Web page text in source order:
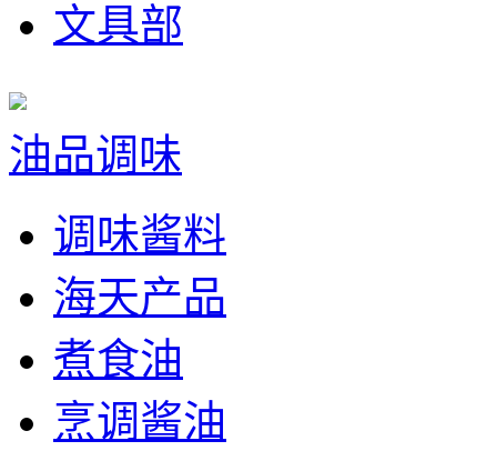
文具部
油品调味
调味酱料
海天产品
煮食油
烹调酱油